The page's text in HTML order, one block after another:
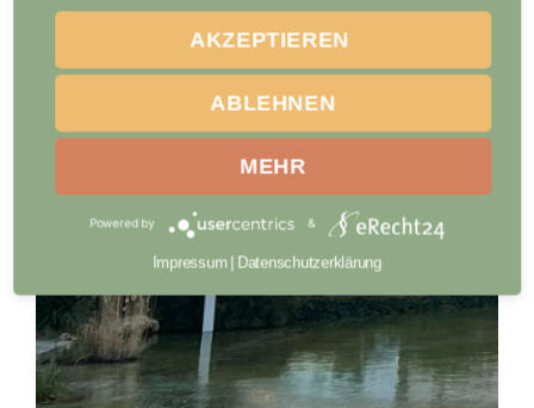
AKZEPTIEREN
ABLEHNEN
MEHR
Powered by &
Impressum | Datenschutzerklärung